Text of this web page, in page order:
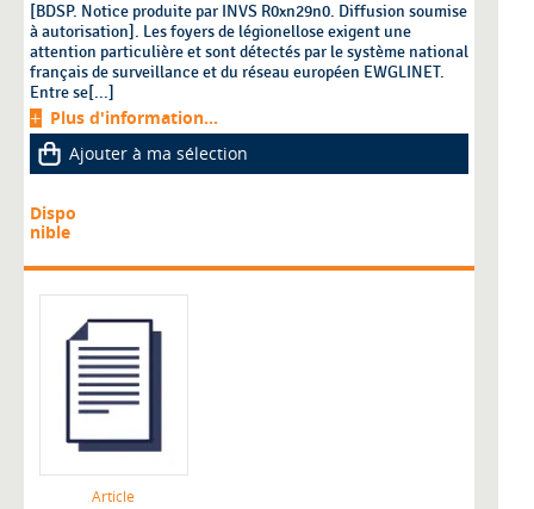
[BDSP. Notice produite par INVS R0xn29n0. Diffusion soumise
à autorisation]. Les foyers de légionellose exigent une
attention particulière et sont détectés par le système national
français de surveillance et du réseau européen EWGLINET.
Entre se[...]
Plus d'information...
Ajouter à ma sélection
Dispo
nible
Article